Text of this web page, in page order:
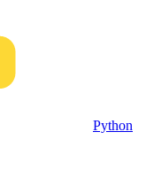
Python